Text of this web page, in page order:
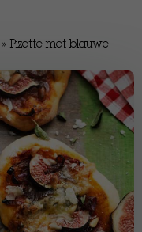
» Pizette met blauwe